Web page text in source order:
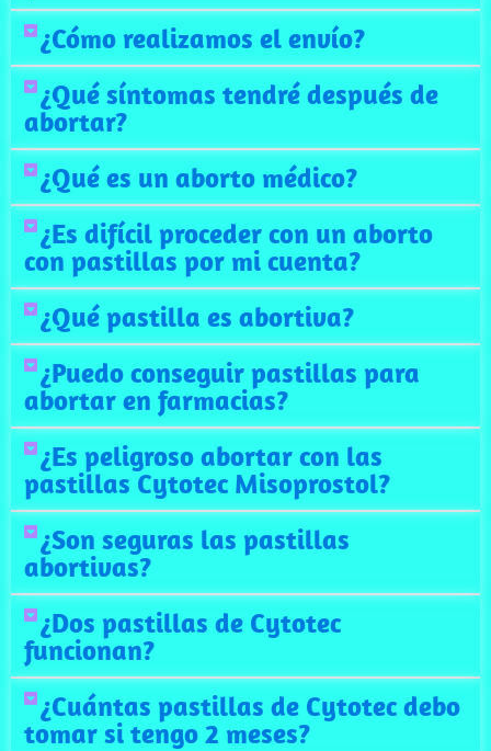
¿Cómo realizamos el envío?
¿Qué síntomas tendré después de
abortar?
¿Qué es un aborto médico?
¿Es difícil proceder con un aborto
con pastillas por mi cuenta?
¿Qué pastilla es abortiva?
¿Puedo conseguir pastillas para
abortar en farmacias?
¿Es peligroso abortar con las
pastillas Cytotec Misoprostol?
¿Son seguras las pastillas
abortivas?
¿Dos pastillas de Cytotec
funcionan?
¿Cuántas pastillas de Cytotec debo
tomar si tengo 2 meses?